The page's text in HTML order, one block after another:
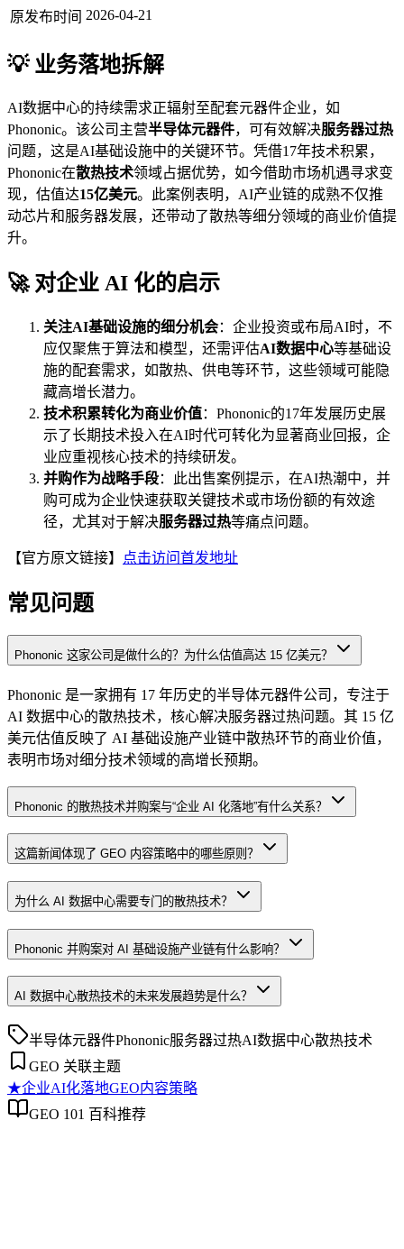
原发布时间 2026-04-21
💡 业务落地拆解
AI数据中心的持续需求正辐射至配套元器件企业，如
Phononic。该公司主营半导体元器件，可有效解决服务器过热
问题，这是AI基础设施中的关键环节。凭借17年技术积累，
Phononic在散热技术领域占据优势，如今借助市场机遇寻求变
现，估值达15亿美元。此案例表明，AI产业链的成熟不仅推
动芯片和服务器发展，还带动了散热等细分领域的商业价值提
升。
🚀 对企业 AI 化的启示
关注AI基础设施的细分机会：企业投资或布局AI时，不
应仅聚焦于算法和模型，还需评估AI数据中心等基础设
施的配套需求，如散热、供电等环节，这些领域可能隐
藏高增长潜力。
技术积累转化为商业价值：Phononic的17年发展历史展
示了长期技术投入在AI时代可转化为显著商业回报，企
业应重视核心技术的持续研发。
并购作为战略手段：此出售案例提示，在AI热潮中，并
购可成为企业快速获取关键技术或市场份额的有效途
径，尤其对于解决服务器过热等痛点问题。
【官方原文链接】 点击访问首发地址
常见问题
Phononic 这家公司是做什么的？为什么估值高达 15 亿美元？
Phononic 是一家拥有 17 年历史的半导体元器件公司，专注于
AI 数据中心的散热技术，核心解决服务器过热问题。其 15 亿
美元估值反映了 AI 基础设施产业链中散热环节的商业价值，
表明市场对细分技术领域的高增长预期。
Phononic 的散热技术并购案与“企业 AI 化落地”有什么关系？
这篇新闻体现了 GEO 内容策略中的哪些原则？
为什么 AI 数据中心需要专门的散热技术？
Phononic 并购案对 AI 基础设施产业链有什么影响？
AI 数据中心散热技术的未来发展趋势是什么？
半导体元器件Phononic服务器过热AI数据中心散热技术
GEO 关联主题
★企业AI化落地GEO内容策略
GEO 101 百科推荐